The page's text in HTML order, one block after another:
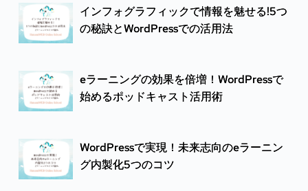
インフォグラフィックで情報を魅せる!5つ
の秘訣とWordPressでの活用法
eラーニングの効果を倍増！WordPressで
始めるポッドキャスト活用術
WordPressで実現！未来志向のeラーニン
グ内製化5つのコツ